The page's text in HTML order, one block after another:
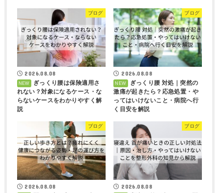
ブログ
2026.08.08
ぎっくり腰は保険適用さ
れない？対象になるケース・な
らないケースをわかりやすく解
説
ブログ
2026.08.08
ぎっくり腰 対処｜突然の
激痛が起きたら？応急処置・や
ってはいけないこと・病院へ行
く目安を解説
ブログ
2026.08.08
ブログ
2026.08.08